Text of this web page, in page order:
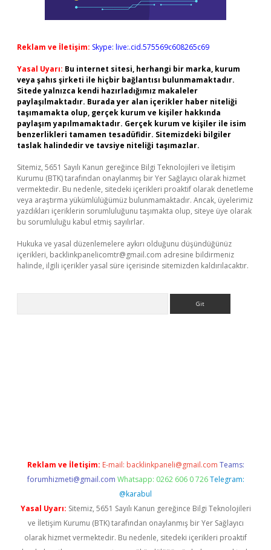
Reklam ve İletişim: Skype: live:.cid.575569c608265c69
Yasal Uyarı: Bu internet sitesi, herhangi bir marka, kurum
veya şahıs şirketi ile hiçbir bağlantısı bulunmamaktadır.
Sitede yalnızca kendi hazırladığımız makaleler
paylaşılmaktadır. Burada yer alan içerikler haber niteliği
taşımamakta olup, gerçek kurum ve kişiler hakkında
paylaşım yapılmamaktadır. Gerçek kurum ve kişiler ile isim
benzerlikleri tamamen tesadüfidir. Sitemizdeki bilgiler
taslak halindedir ve tavsiye niteliği taşımazlar.
Sitemiz, 5651 Sayılı Kanun gereğince Bilgi Teknolojileri ve İletişim
Kurumu (BTK) tarafından onaylanmış bir Yer Sağlayıcı olarak hizmet
vermektedir. Bu nedenle, sitedeki içerikleri proaktif olarak denetleme
veya araştırma yükümlülüğümüz bulunmamaktadır. Ancak, üyelerimiz
yazdıkları içeriklerin sorumluluğunu taşımakta olup, siteye üye olarak
bu sorumluluğu kabul etmiş sayılırlar.
Hukuka ve yasal düzenlemelere aykırı olduğunu düşündüğünüz
içerikleri, backlinkpanelicomtr@gmail.com adresine bildirmeniz
halinde, ilgili içerikler yasal süre içerisinde sitemizden kaldırılacaktır.
Reklam ve İletişim: E-mail: backlinkpaneli@gmail.com Teams:
forumhizmeti@gmail.com Whatsapp: 0262 606 0 726 Telegram:
@karabul
Yasal Uyarı: Sitemiz, 5651 Sayılı Kanun gereğince Bilgi Teknolojileri
ve İletişim Kurumu (BTK) tarafından onaylanmış bir Yer Sağlayıcı
olarak hizmet vermektedir. Bu nedenle, sitedeki içerikleri proaktif